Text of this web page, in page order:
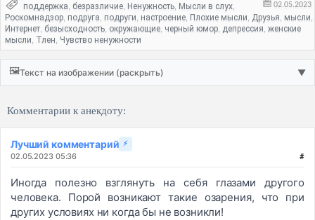
02.05.2023
поддержка, безразличие, Ненужность, Мысли в слух,
Роскомнадзор, подруга, подруги, настроение, Плохие мысли, Друзья, мысли,
Интернет, безысходность, окружающие, черный юмор, депрессия, женские
мысли, Тлен, Чувство ненужности
🖼️Текст на изображении (раскрыть) ▼
Комментарии к анекдоту:
Лучший комментарий ⚡
02.05.2023 05:36 #
Иногда полезно взглянуть на себя глазами другого
человека. Порой возникают такие озарения, что при
других условиях ни когда бы не возникли!